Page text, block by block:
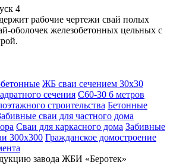
4
рабочие чертежи свай полых
оболочек железобетонных цельных с
ЖБ сваи сечением 30х30
сечения С60-30 6 метров
строительства Бетонные
сваи для частного дома
Сваи для каркасного дома Забивные
300х300 Гражданское домостроение
завода ЖБИ «Беротек»